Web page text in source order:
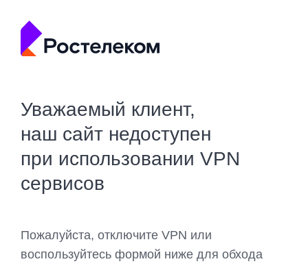
Уважаемый клиент,
наш сайт недоступен
при использовании VPN
сервисов
Пожалуйста, отключите VPN или
воспользуйтесь формой ниже для обхода